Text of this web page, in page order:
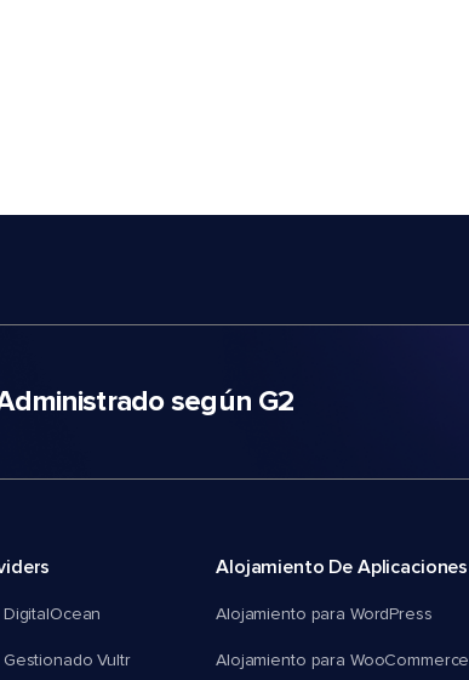
según G2
Vultr
Alojamiento De Aplicaciones
Alojamiento para WordPress
Alojamiento para WooCommerce